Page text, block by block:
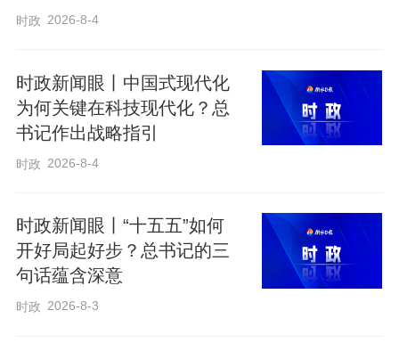
“十五五”开局起步，从北京国家信创园考
我国科技创新能力始终格外关注。“切实把
基础研究工作摆上重要日程”，总书记作出
哪些战略部署？《时政新闻眼》为你解
读。
01
一场座谈会，聚焦“源头”“总机关”
时政 2026-8-4
时政新闻眼丨中国式现代化
为何关键在科技现代化？总
书记作出战略指引
时政 2026-8-4
时政新闻眼丨“十五五”如何
开好局起好步？总书记的三
句话蕴含深意
时政 2026-8-3